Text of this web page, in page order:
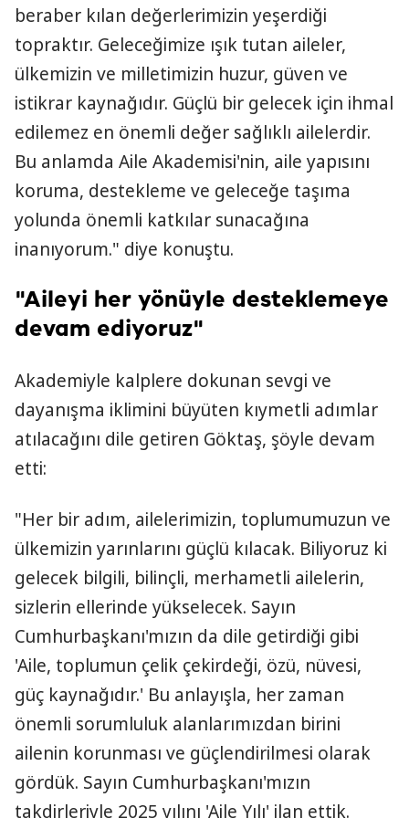
beraber kılan değerlerimizin yeşerdiği
topraktır. Geleceğimize ışık tutan aileler,
ülkemizin ve milletimizin huzur, güven ve
istikrar kaynağıdır. Güçlü bir gelecek için ihmal
edilemez en önemli değer sağlıklı ailelerdir.
Bu anlamda Aile Akademisi'nin, aile yapısını
koruma, destekleme ve geleceğe taşıma
yolunda önemli katkılar sunacağına
inanıyorum." diye konuştu.
"Aileyi her yönüyle desteklemeye
devam ediyoruz"
Akademiyle kalplere dokunan sevgi ve
dayanışma iklimini büyüten kıymetli adımlar
atılacağını dile getiren Göktaş, şöyle devam
etti:
"Her bir adım, ailelerimizin, toplumumuzun ve
ülkemizin yarınlarını güçlü kılacak. Biliyoruz ki
gelecek bilgili, bilinçli, merhametli ailelerin,
sizlerin ellerinde yükselecek. Sayın
Cumhurbaşkanı'mızın da dile getirdiği gibi
'Aile, toplumun çelik çekirdeği, özü, nüvesi,
güç kaynağıdır.' Bu anlayışla, her zaman
önemli sorumluluk alanlarımızdan birini
ailenin korunması ve güçlendirilmesi olarak
gördük. Sayın Cumhurbaşkanı'mızın
takdirleriyle 2025 yılını 'Aile Yılı' ilan ettik.